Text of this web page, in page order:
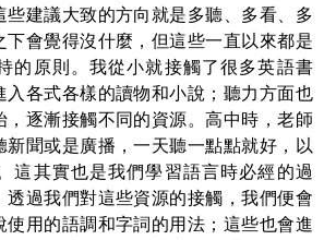
些建議大致的方向就是多聽、多看、多
下會覺得沒什麼，但這些一直以來都是
的原則。我從小就接觸了很多英語書
入各式各樣的讀物和小說；聽力方面也
，逐漸接觸不同的資源。高中時，老師
新聞或是廣播，一天聽一點點就好，以
這其實也是我們學習語言時必經的過
透過我們對這些資源的接觸，我們便會
使用的語調和字詞的用法；這些也會進